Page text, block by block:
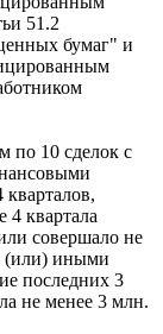
51.2
бумаг" и
по 10 сделок с
4 квартала
совершало не
(или) иными
последних 3
не менее 3 млн.